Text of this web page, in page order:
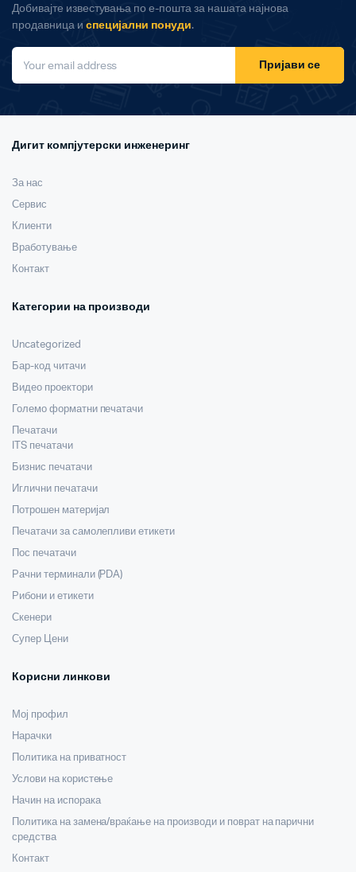
Добивајте известувања по е-пошта за нашата најнова
продавница и специјални понуди.
Пријави се
Дигит компјутерски инженеринг
За нас
Сервис
Клиенти
Вработување
Контакт
Категории на производи
Uncategorized
Бар-код читачи
Видео проектори
Големо форматни печатачи
Печатачи
ITS печатачи
Бизнис печатачи
Иглични печатачи
Потрошен материјал
Печатачи за самолепливи етикети
Пос печатачи
Рачни терминали (PDA)
Рибони и етикети
Скенери
Супер Цени
Корисни линкови
Мој профил
Нарачки
Политика на приватност
Услови на користење
Начин на испорака
Политика на замена/враќање на производи и поврат на парични
средства
Контакт